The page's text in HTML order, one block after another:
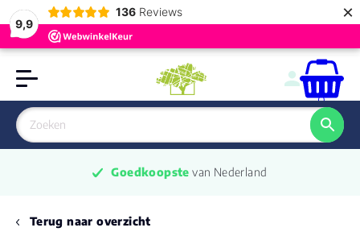
9,9
136 Reviews ×
0
Goedkoopste van Nederland
Terug naar overzicht